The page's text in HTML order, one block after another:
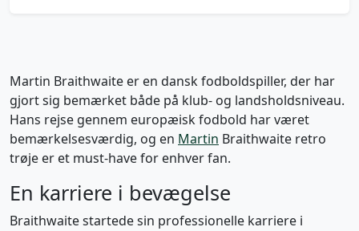
Martin Braithwaite er en dansk fodboldspiller, der har
gjort sig bemærket både på klub- og landsholdsniveau.
Hans rejse gennem europæisk fodbold har været
bemærkelsesværdig, og en Martin Braithwaite retro
trøje er et must-have for enhver fan.
En karriere i bevægelse
Braithwaite startede sin professionelle karriere i